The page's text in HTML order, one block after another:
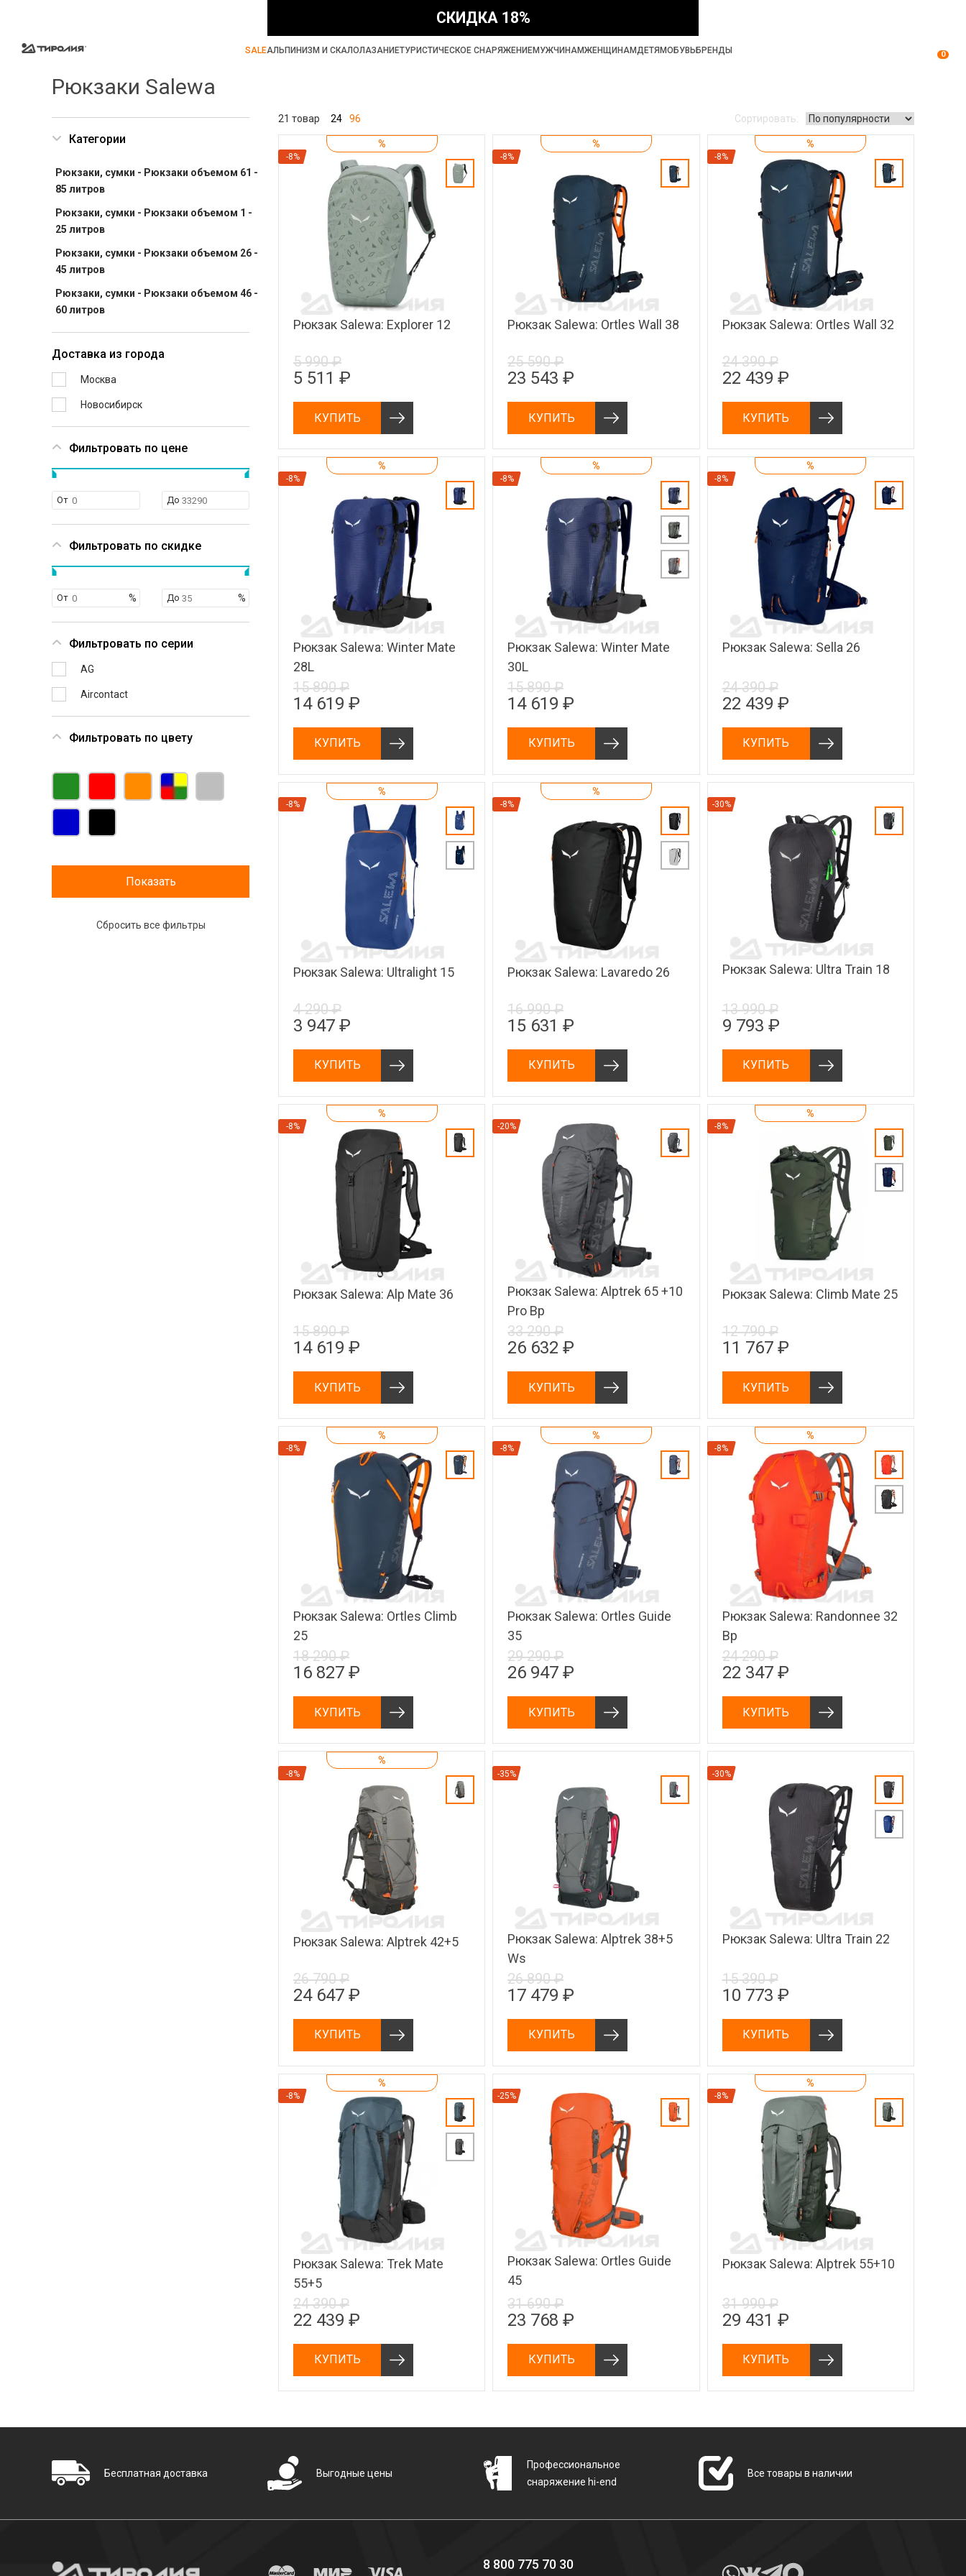
СКИДКА 18%
SALEАЛЬПИНИЗМ И СКАЛОЛАЗАНИЕТУРИСТИЧЕСКОЕ СНАРЯЖЕНИЕМУЖЧИНАМЖЕНЩИНАМДЕТЯМОБУВЬ БРЕНДЫ 0
Рюкзаки Salewa
Категории
Рюкзаки, сумки - Рюкзаки объемом 61 -
85 литров
Рюкзаки, сумки - Рюкзаки объемом 1 -
25 литров
Рюкзаки, сумки - Рюкзаки объемом 26 -
45 литров
Рюкзаки, сумки - Рюкзаки объемом 46 -
60 литров
Доставка из города
Москва
Новосибирск
Фильтровать по цене
От До
Фильтровать по скидке
От До
Фильтровать по серии
AG
Aircontact
Фильтровать по цвету
21 товар 24 96 Сортировать:
%
-8%
Рюкзак Salewa: Explorer 12
5 990 ₽
5 511 ₽
КУПИТЬ
%
-8%
Рюкзак Salewa: Ortles Wall 38
25 590 ₽
23 543 ₽
КУПИТЬ
%
-8%
Рюкзак Salewa: Ortles Wall 32
24 390 ₽
22 439 ₽
КУПИТЬ
%
-8%
Рюкзак Salewa: Winter Mate
28L
15 890 ₽
14 619 ₽
КУПИТЬ
%
-8%
Рюкзак Salewa: Winter Mate
30L
15 890 ₽
14 619 ₽
КУПИТЬ
%
-8%
Рюкзак Salewa: Sella 26
24 390 ₽
22 439 ₽
КУПИТЬ
%
-8%
Рюкзак Salewa: Ultralight 15
4 290 ₽
3 947 ₽
КУПИТЬ
%
-8%
Рюкзак Salewa: Lavaredo 26
16 990 ₽
15 631 ₽
КУПИТЬ
-30%
Рюкзак Salewa: Ultra Train 18
13 990 ₽
9 793 ₽
КУПИТЬ
%
-8%
Рюкзак Salewa: Alp Mate 36
15 890 ₽
14 619 ₽
КУПИТЬ
-20%
Рюкзак Salewa: Alptrek 65 +10
Pro Bp
33 290 ₽
26 632 ₽
КУПИТЬ
%
-8%
Рюкзак Salewa: Climb Mate 25
12 790 ₽
11 767 ₽
КУПИТЬ
%
-8%
Рюкзак Salewa: Ortles Climb
25
18 290 ₽
16 827 ₽
КУПИТЬ
%
-8%
Рюкзак Salewa: Ortles Guide
35
29 290 ₽
26 947 ₽
КУПИТЬ
%
-8%
Рюкзак Salewa: Randonnee 32
Bp
24 290 ₽
22 347 ₽
КУПИТЬ
%
-8%
Рюкзак Salewa: Alptrek 42+5
26 790 ₽
24 647 ₽
КУПИТЬ
-35%
Рюкзак Salewa: Alptrek 38+5
Ws
26 890 ₽
17 479 ₽
КУПИТЬ
-30%
Рюкзак Salewa: Ultra Train 22
15 390 ₽
10 773 ₽
КУПИТЬ
%
-8%
Рюкзак Salewa: Trek Mate
55+5
24 390 ₽
22 439 ₽
КУПИТЬ
-25%
Рюкзак Salewa: Ortles Guide
45
31 690 ₽
23 768 ₽
КУПИТЬ
%
-8%
Рюкзак Salewa: Alptrek 55+10
31 990 ₽
29 431 ₽
КУПИТЬ
Бесплатная доставка Выгодные цены
Профессиональное
снаряжение hi-end
Все товары в наличии
8 800 775 70 30